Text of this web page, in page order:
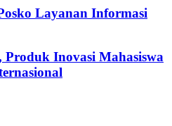
Layanan Informasi
Inovasi Mahasiswa